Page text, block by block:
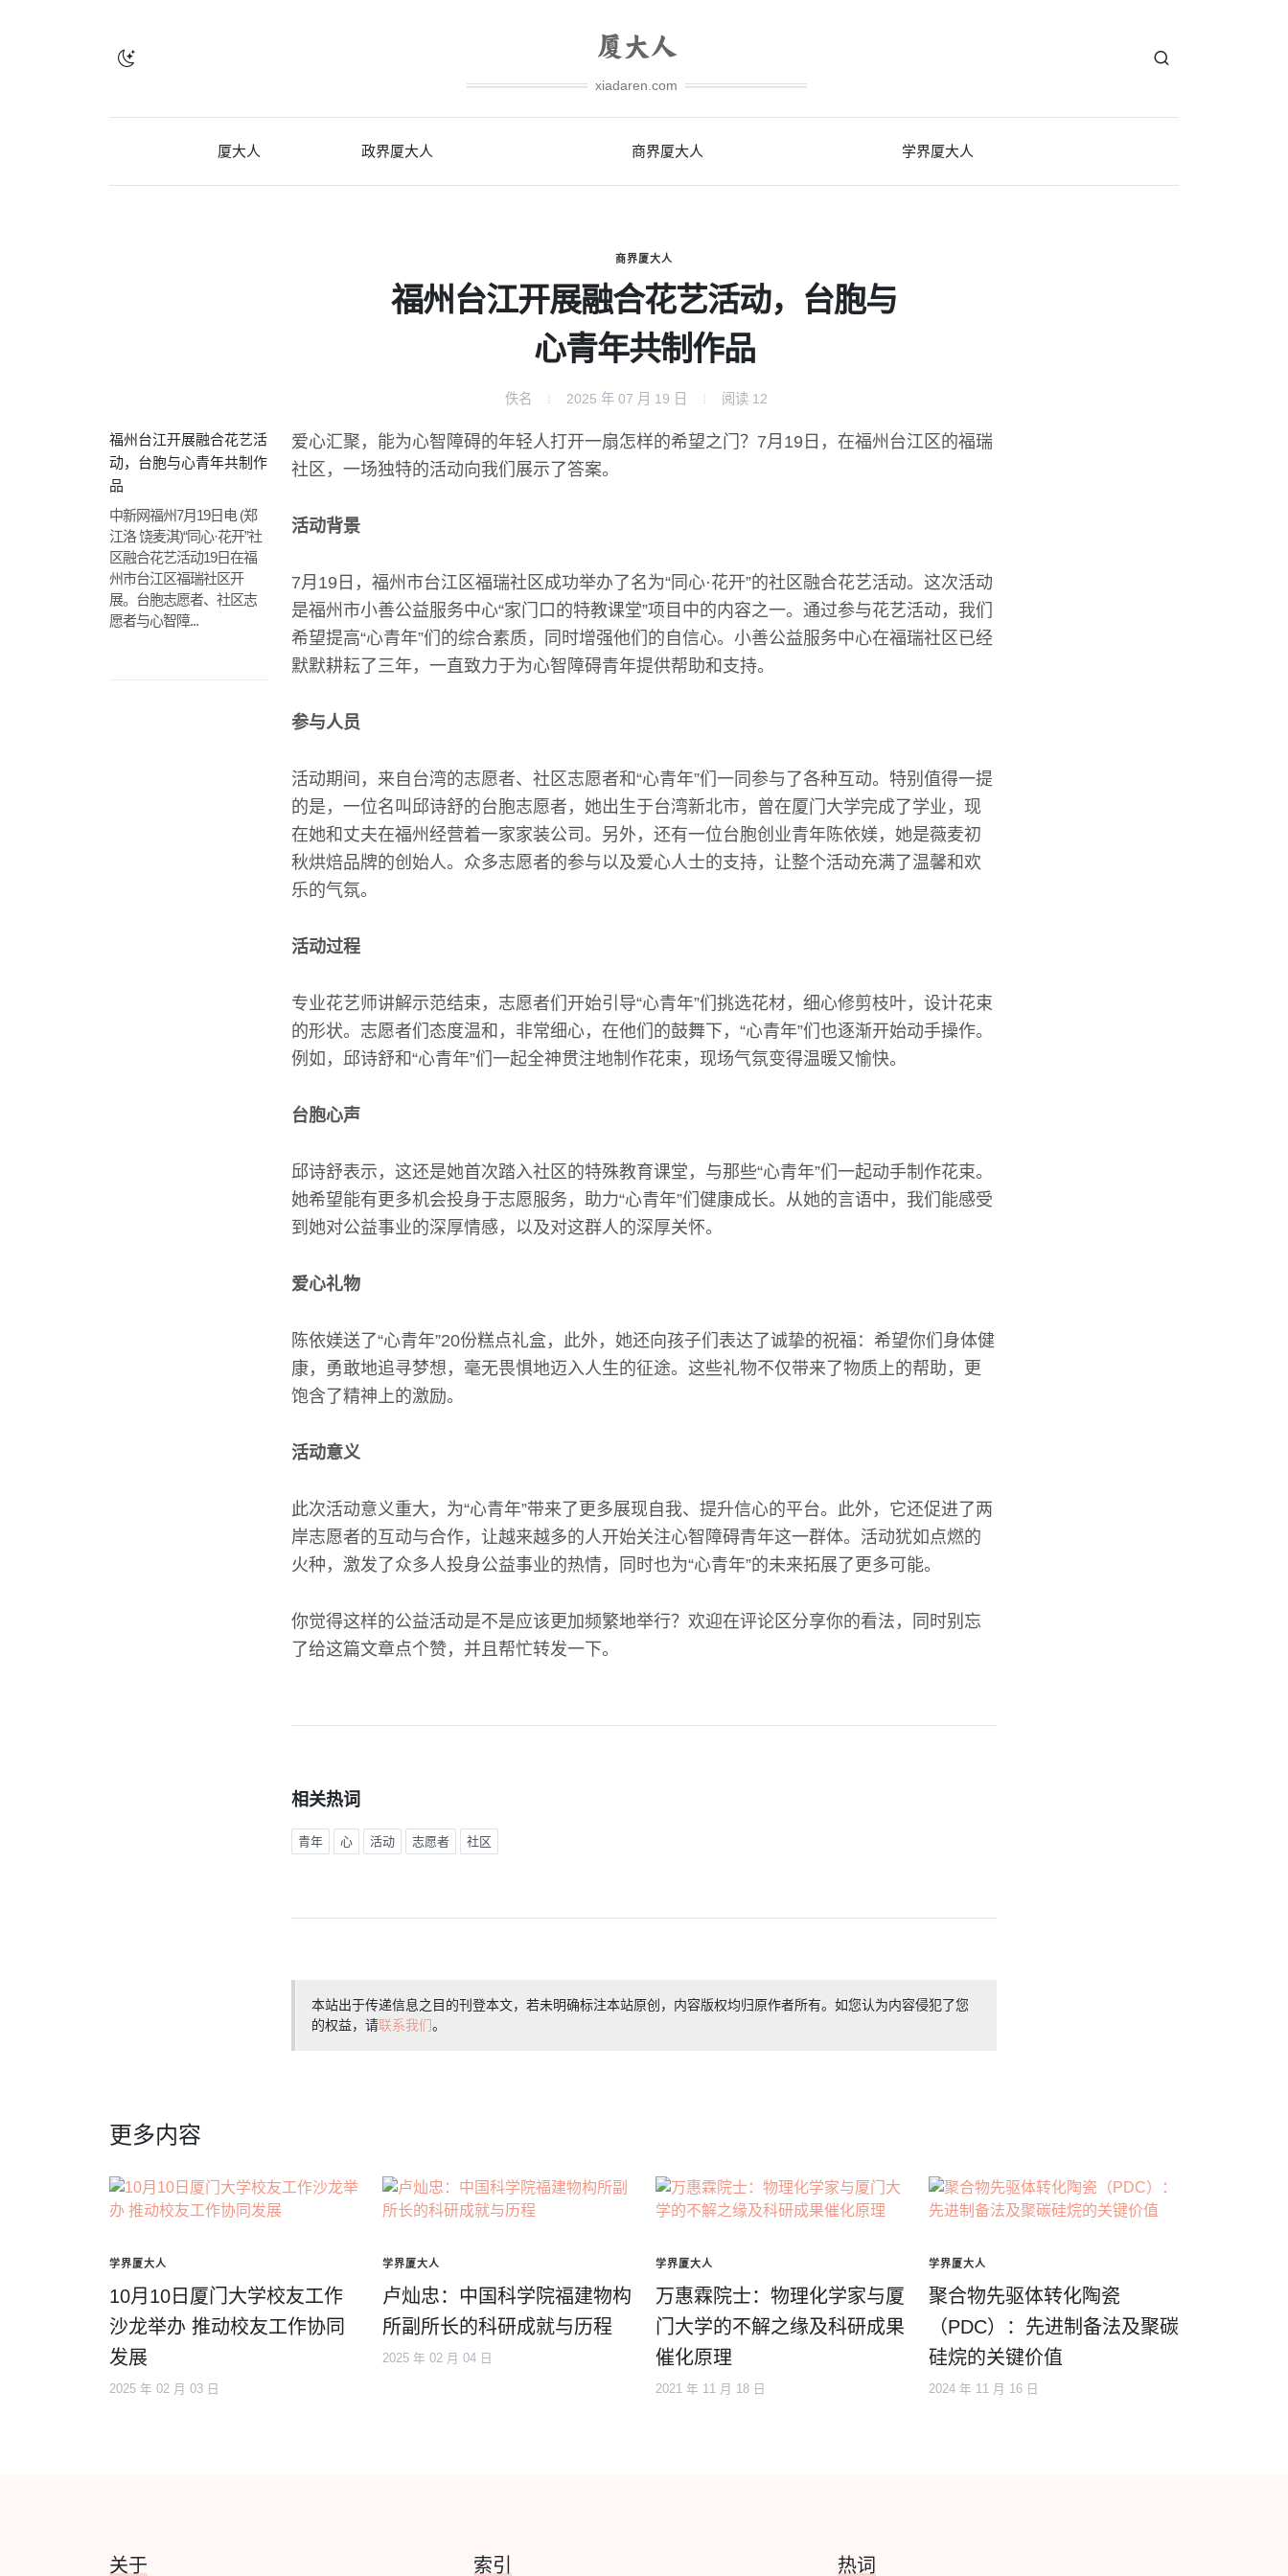
xiadaren.com
厦大人 政界厦大人 商界厦大人 学界厦大人
商界厦大人
福州台江开展融合花艺活动，台胞与
心青年共制作品
佚名 2025 年 07 月 19 日 阅读 12
福州台江开展融合花艺活
动，台胞与心青年共制作
品
中新网福州7月19日电 (郑
江洛 饶麦淇)“同心·花开”社
区融合花艺活动19日在福
州市台江区福瑞社区开
展。台胞志愿者、社区志
愿者与心智障...
爱心汇聚，能为心智障碍的年轻人打开一扇怎样的希望之门？7月19日，在福州台江区的福瑞
社区，一场独特的活动向我们展示了答案。
活动背景
7月19日，福州市台江区福瑞社区成功举办了名为“同心·花开”的社区融合花艺活动。这次活动
是福州市小善公益服务中心“家门口的特教课堂”项目中的内容之一。通过参与花艺活动，我们
希望提高“心青年”们的综合素质，同时增强他们的自信心。小善公益服务中心在福瑞社区已经
默默耕耘了三年，一直致力于为心智障碍青年提供帮助和支持。
参与人员
活动期间，来自台湾的志愿者、社区志愿者和“心青年”们一同参与了各种互动。特别值得一提
的是，一位名叫邱诗舒的台胞志愿者，她出生于台湾新北市，曾在厦门大学完成了学业，现
在她和丈夫在福州经营着一家家装公司。另外，还有一位台胞创业青年陈依媄，她是薇麦初
秋烘焙品牌的创始人。众多志愿者的参与以及爱心人士的支持，让整个活动充满了温馨和欢
乐的气氛。
活动过程
专业花艺师讲解示范结束，志愿者们开始引导“心青年”们挑选花材，细心修剪枝叶，设计花束
的形状。志愿者们态度温和，非常细心，在他们的鼓舞下，“心青年”们也逐渐开始动手操作。
例如，邱诗舒和“心青年”们一起全神贯注地制作花束，现场气氛变得温暖又愉快。
台胞心声
邱诗舒表示，这还是她首次踏入社区的特殊教育课堂，与那些“心青年”们一起动手制作花束。
她希望能有更多机会投身于志愿服务，助力“心青年”们健康成长。从她的言语中，我们能感受
到她对公益事业的深厚情感，以及对这群人的深厚关怀。
爱心礼物
陈依媄送了“心青年”20份糕点礼盒，此外，她还向孩子们表达了诚挚的祝福：希望你们身体健
康，勇敢地追寻梦想，毫无畏惧地迈入人生的征途。这些礼物不仅带来了物质上的帮助，更
饱含了精神上的激励。
活动意义
此次活动意义重大，为“心青年”带来了更多展现自我、提升信心的平台。此外，它还促进了两
岸志愿者的互动与合作，让越来越多的人开始关注心智障碍青年这一群体。活动犹如点燃的
火种，激发了众多人投身公益事业的热情，同时也为“心青年”的未来拓展了更多可能。
你觉得这样的公益活动是不是应该更加频繁地举行？欢迎在评论区分享你的看法，同时别忘
了给这篇文章点个赞，并且帮忙转发一下。
相关热词
青年 心 活动 志愿者 社区
本站出于传递信息之目的刊登本文，若未明确标注本站原创，内容版权均归原作者所有。如您认为内容侵犯了您
的权益，请联系我们。
更多内容
学界厦大人
10月10日厦门大学校友工作
沙龙举办 推动校友工作协同
发展
2025 年 02 月 03 日
学界厦大人
卢灿忠：中国科学院福建物构
所副所长的科研成就与历程
2025 年 02 月 04 日
学界厦大人
万惠霖院士：物理化学家与厦
门大学的不解之缘及科研成果
催化原理
2021 年 11 月 18 日
学界厦大人
聚合物先驱体转化陶瓷
（PDC）：先进制备法及聚碳
硅烷的关键价值
2024 年 11 月 16 日
关于 索引 热词